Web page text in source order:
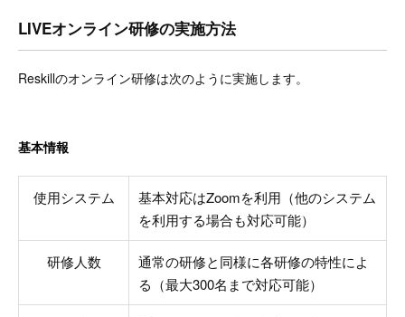
LIVEオンライン研修の実施方法
Reskillのオンライン研修は次のように実施します。
基本情報
使用システム
基本対応はZoomを利用（他のシステム
を利用する場合も対応可能）
研修人数
通常の研修と同様に各研修の特性によ
る（最大300名まで対応可能）